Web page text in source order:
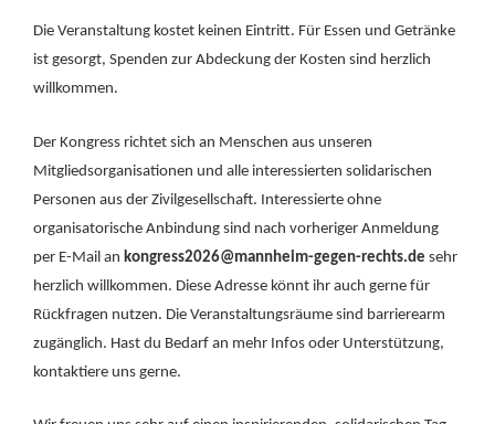
Die Veranstaltung kostet keinen Eintritt. Für Essen und Getränke
ist gesorgt, Spenden zur Abdeckung der Kosten sind herzlich
willkommen.
Der Kongress richtet sich an Menschen aus unseren
Mitgliedsorganisationen und alle interessierten solidarischen
Personen aus der Zivilgesellschaft. Interessierte ohne
organisatorische Anbindung sind nach vorheriger Anmeldung
per E-Mail an kongress2026@mannheim-gegen-rechts.de sehr
herzlich willkommen. Diese Adresse könnt ihr auch gerne für
Rückfragen nutzen. Die Veranstaltungsräume sind barrierearm
zugänglich. Hast du Bedarf an mehr Infos oder Unterstützung,
kontaktiere uns gerne.